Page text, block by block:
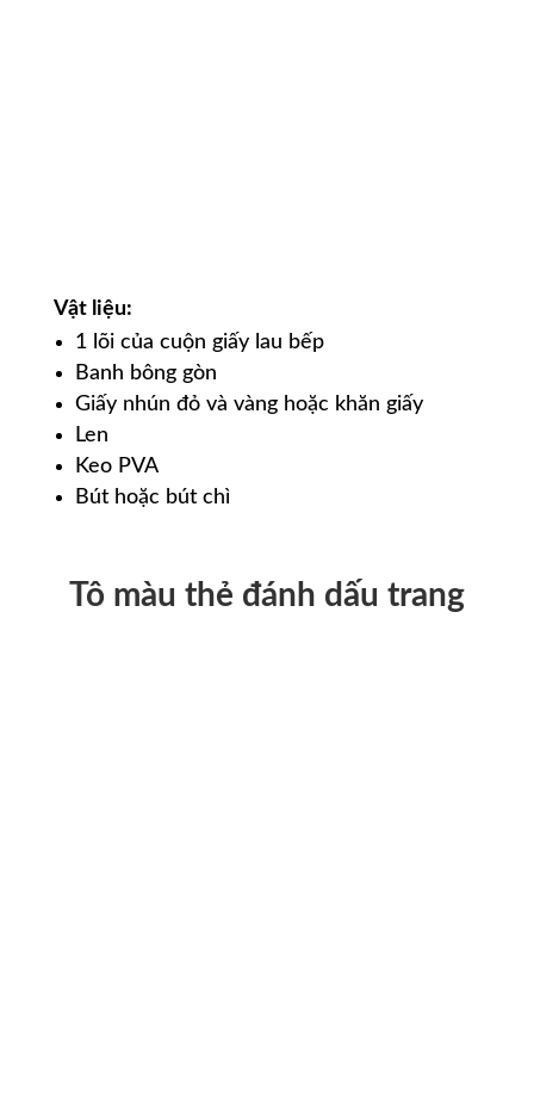
Vật liệu:
1 lõi của cuộn giấy lau bếp
Banh bông gòn
Giấy nhún đỏ và vàng hoặc khăn giấy
Len
Keo PVA
Bút hoặc bút chì
Tô màu thẻ đánh dấu trang